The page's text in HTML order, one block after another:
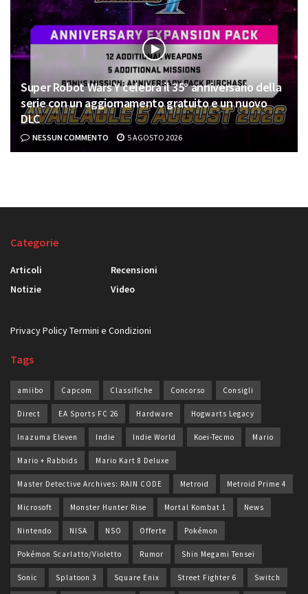
VIDEO
Super Robot Wars Y celebra il 35° anniversario della
Articoli
Recensioni
Privacy Policy Termini e Condizioni
Tags
amiibo Capcom Classifiche Concorso Consigli
Direct EA Sports FC 26 Hardware Hogwarts Legacy
Inazuma Eleven Indie Indie World Koei-Tecmo Mario
Mario + Rabbids Mario Kart 8 Deluxe
Master Detective Archives: RAIN CODE Metroid Metroid Prime 4
Microsoft Monster Hunter Rise Mortal Kombat 1 News
Nintendo NISA NSO Offerte Pokémon